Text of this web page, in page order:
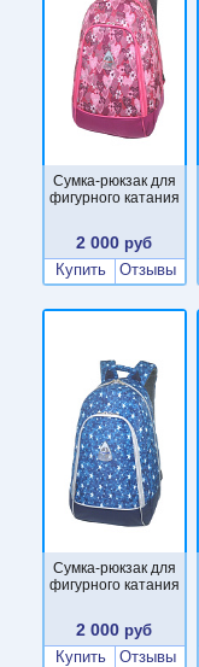
Сумка-рюкзак для
фигурного катания
2 000 руб
Купить
Отзывы
Сумка-рюкзак для
фигурного катания
2 000 руб
Купить
Отзывы